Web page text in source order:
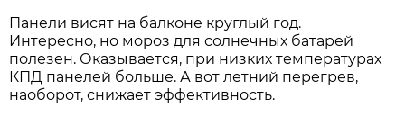
Панели висят на балконе круглый год.
Интересно, но мороз для солнечных батарей
полезен. Оказывается, при низких температурах
КПД панелей больше. А вот летний перегрев,
наоборот, снижает эффективность.